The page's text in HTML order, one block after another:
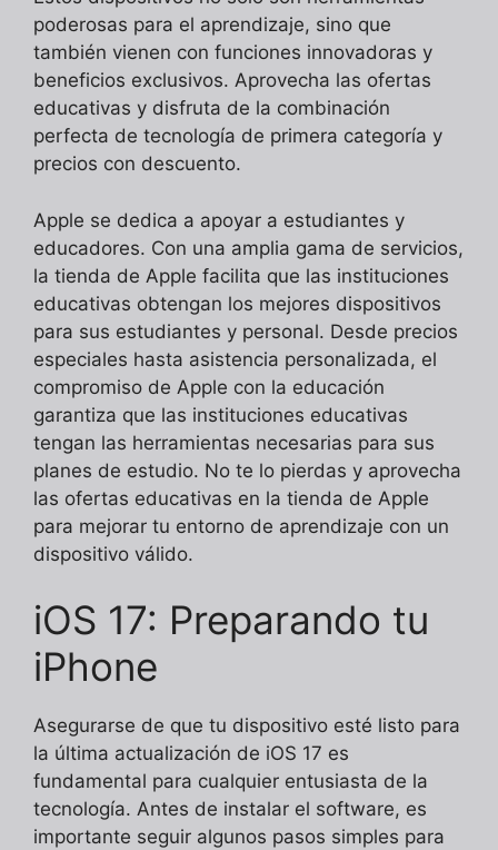
poderosas para el aprendizaje, sino que
también vienen con funciones innovadoras y
beneficios exclusivos. Aprovecha las ofertas
educativas y disfruta de la combinación
perfecta de tecnología de primera categoría y
precios con descuento.
Apple se dedica a apoyar a estudiantes y
educadores. Con una amplia gama de servicios,
la tienda de Apple facilita que las instituciones
educativas obtengan los mejores dispositivos
para sus estudiantes y personal. Desde precios
especiales hasta asistencia personalizada, el
compromiso de Apple con la educación
garantiza que las instituciones educativas
tengan las herramientas necesarias para sus
planes de estudio. No te lo pierdas y aprovecha
las ofertas educativas en la tienda de Apple
para mejorar tu entorno de aprendizaje con un
dispositivo válido.
iOS 17: Preparando tu
iPhone
Asegurarse de que tu dispositivo esté listo para
la última actualización de iOS 17 es
fundamental para cualquier entusiasta de la
tecnología. Antes de instalar el software, es
importante seguir algunos pasos simples para